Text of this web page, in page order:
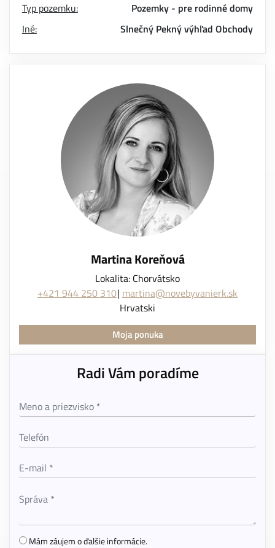
Typ pozemku:
Pozemky - pre rodinné domy
Iné:
Slnečný Pekný výhľad Obchody
Martina Koreňová
Lokalita: Chorvátsko
+421 944 250 310 martina@novebyvanierk.sk
Hrvatski
Moja ponuka
Radi Vám poradíme
Mám záujem o ďalšie informácie.